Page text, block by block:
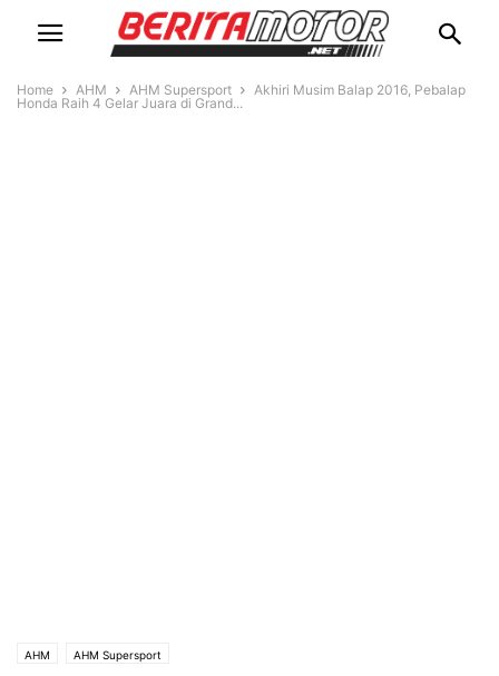
Home AHM AHM Supersport
Akhiri Musim Balap 2016, Pebalap
Honda Raih 4 Gelar Juara di Grand...
AHM AHM Supersport